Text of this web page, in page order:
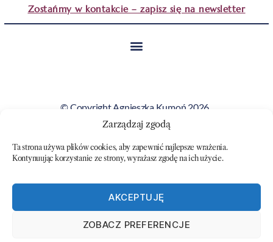
Zarządzaj zgodą
Ta strona używa plików cookies, aby zapewnić najlepsze wrażenia.
Kontynuując korzystanie ze strony, wyrażasz zgodę na ich użycie.
AKCEPTUJĘ
ZOBACZ PREFERENCJE
Zostańmy w kontakcie – zapisz się na newsletter
© Copyright Agnieszka Kumoń 2026.
Wszystkie obrazy i teksty prezentowane na tej stronie
wykorzystywane bez jej zgody.